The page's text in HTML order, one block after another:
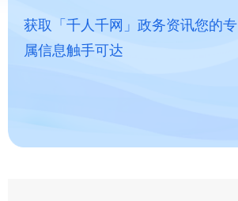
获取「千人千网」政务资讯您的专
属信息触手可达